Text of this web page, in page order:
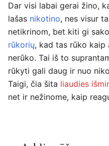
Dar visi labai gerai žino,
lašas nikotino, nes visur
netikrinom, bet kiti gi
rūkorių, kad tas rūko kaip
nerūko. Tai iš to
rūkyti gali daug ir nuo
Taigi, čia šita liaudies
net ir nežinome, kaip